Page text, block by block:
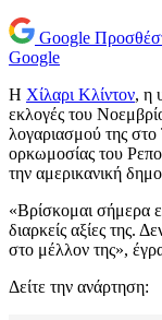
Google
Google
Η Χίλαρι Κλίντον, η
εκλογές του
λογαριασμού της στο
ορκωμοσίας του
την αμερικανική
«Βρίσκομαι σήμερα
διαρκείς αξίες της.
στο μέλλον της»,
Δείτε την ανάρτηση: